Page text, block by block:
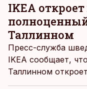
IKEA
Таллинном
Пресс-служба
IKEA сообщает,
Таллинном
магазин компании